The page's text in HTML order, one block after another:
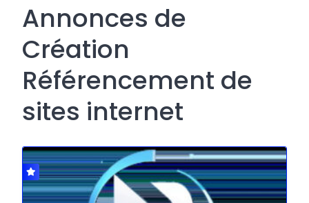
Annonces de
Création
Référencement de
sites internet